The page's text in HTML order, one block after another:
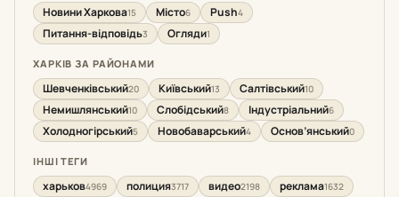
Новини Харкова15 Місто6 Push4
Питання-відповідь3 Огляди1
ХАРКІВ ЗА РАЙОНАМИ
Шевченківський20 Київський13 Салтівський10
Немишлянський10 Слобідський8 Індустріальний6
Холодногірський5 Новобаварський4 Основ’янський0
ІНШІ ТЕГИ
харьков4969 полиция3717 видео2198 реклама1632